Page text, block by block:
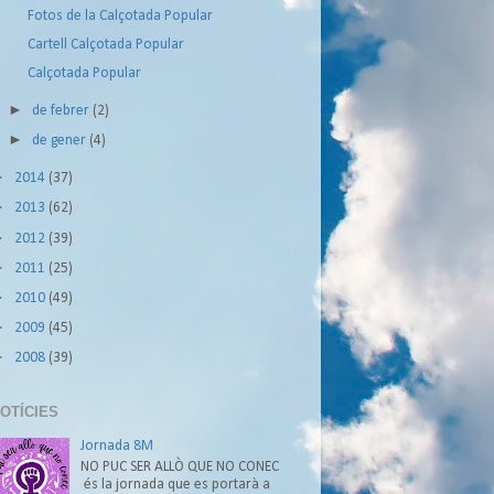
Fotos de la Calçotada Popular
Cartell Calçotada Popular
Calçotada Popular
► de febrer (2)
► de gener (4)
2014 (37)
2013 (62)
2012 (39)
2011 (25)
2010 (49)
2009 (45)
2008 (39)
Jornada 8M
NO PUC SER ALLÒ QUE NO CONEC
és la jornada que es portarà a